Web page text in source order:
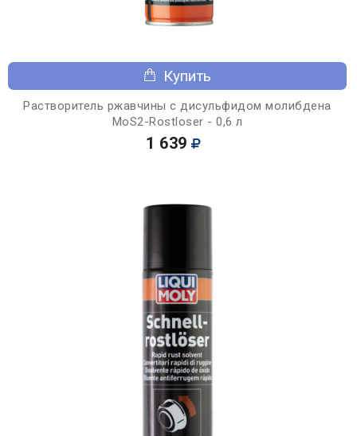
Купить
Растворитель ржавчины с дисульфидом молибдена
MoS2-Rostloser - 0,6 л
1 639